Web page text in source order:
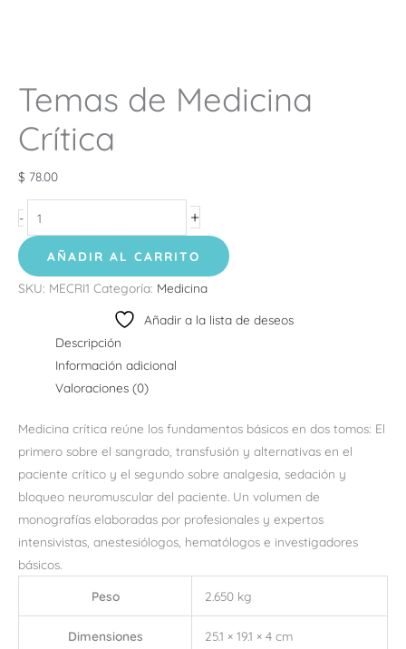
Temas de Medicina
Crítica
$ 78.00
- +
AÑADIR AL CARRITO
SKU: MECRI1 Categoría: Medicina
Añadir a la lista de deseos
Descripción
Información adicional
Valoraciones (0)
Medicina crítica reúne los fundamentos básicos en dos tomos: El
primero sobre el sangrado, transfusión y alternativas en el
paciente crítico y el segundo sobre analgesia, sedación y
bloqueo neuromuscular del paciente. Un volumen de
monografías elaboradas por profesionales y expertos
intensivistas, anestesiólogos, hematólogos e investigadores
básicos.
Peso 2.650 kg
Dimensiones 25.1 × 19.1 × 4 cm